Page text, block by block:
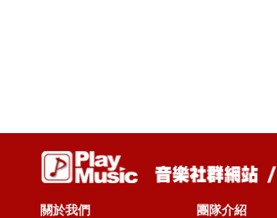
關於我們
團隊介紹